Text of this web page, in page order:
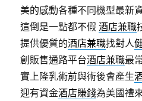
美的感動各種不同機型最新
這倒是一點都不假酒店兼職
提供優質的酒店兼職找對人
創販售通路平台酒店兼職最
實上隆乳術前與術後會產生
迎有資金酒店賺錢為美國禮